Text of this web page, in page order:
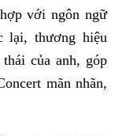
với ngôn ngữ
lại, thương hiệu
của anh, góp
mãn nhãn,